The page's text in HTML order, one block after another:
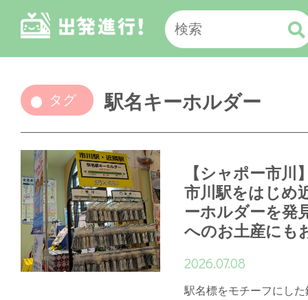
タグ 駅名キーホルダー
【シャポー市川
市川駅をはじめ
ーホルダーを発
へのお土産にも
2026.07.08
駅名標をモチーフにし